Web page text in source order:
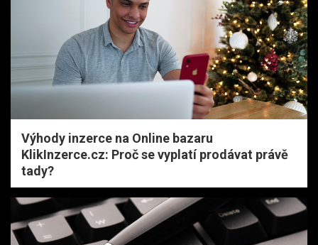
Výhody inzerce na Online bazaru
KlikInzerce.cz: Proč se vyplatí prodávat právě
tady?